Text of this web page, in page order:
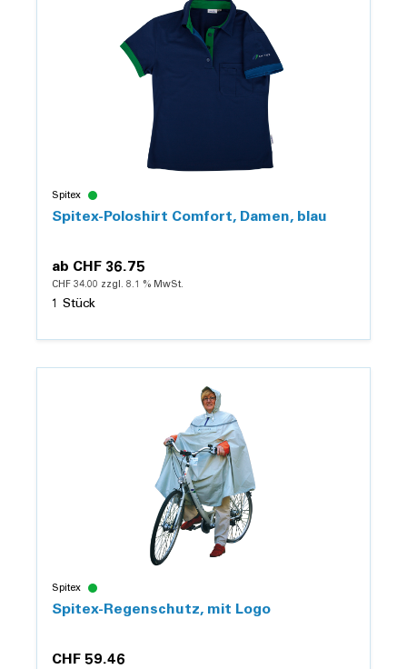
Details
Spitex
Spitex-Poloshirt Comfort, Damen, blau
ab CHF 36.75
CHF 34.00 zzgl. 8.1 % MwSt.
1 Stück
Details
Spitex
Spitex-Regenschutz, mit Logo
CHF 59.46